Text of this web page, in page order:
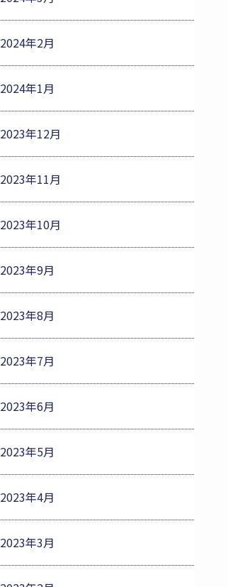
2024年2月
2024年1月
2023年12月
2023年11月
2023年10月
2023年9月
2023年8月
2023年7月
2023年6月
2023年5月
2023年4月
2023年3月